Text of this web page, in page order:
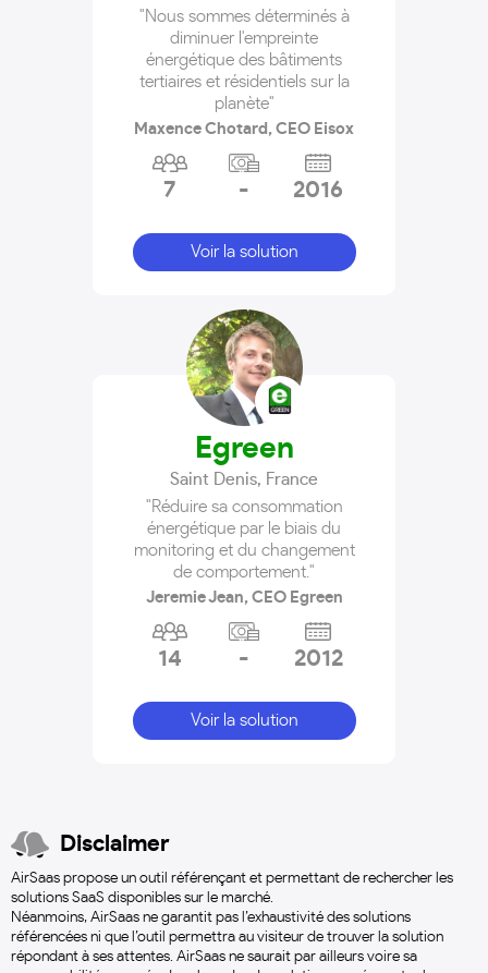
"Nous sommes déterminés à
diminuer l'empreinte
énergétique des bâtiments
tertiaires et résidentiels sur la
planète"
Maxence Chotard, CEO Eisox
7 - 2016
Voir la solution
Egreen
Saint Denis, France
"Réduire sa consommation
énergétique par le biais du
monitoring et du changement
de comportement."
Jeremie Jean, CEO Egreen
14 - 2012
Voir la solution
Disclaimer
AirSaas propose un outil référençant et permettant de rechercher les
solutions SaaS disponibles sur le marché.
Néanmoins, AirSaas ne garantit pas l’exhaustivité des solutions
référencées ni que l’outil permettra au visiteur de trouver la solution
répondant à ses attentes. AirSaas ne saurait par ailleurs voire sa